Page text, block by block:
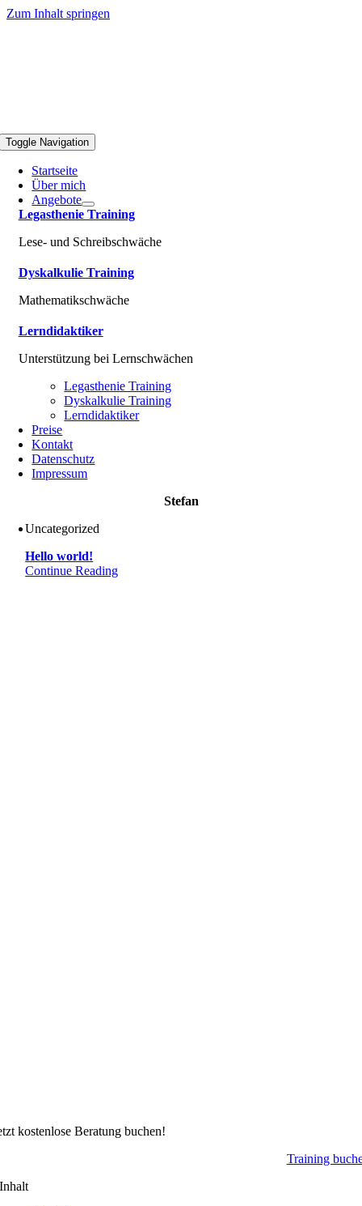
Zum Inhalt springen
Toggle Navigation
Startseite
Über mich
Angebote
Legasthenie Training
Lese- und Schreibschwäche
Dyskalkulie Training
Mathematikschwäche
Lerndidaktiker
Unterstützung bei Lernschwächen
Legasthenie Training
Dyskalkulie Training
Lerndidaktiker
Preise
Kontakt
Datenschutz
Impressum
Stefan
Uncategorized
Hello world!
Continue Reading
kostenlose Beratung buchen!
Training
Inhalt